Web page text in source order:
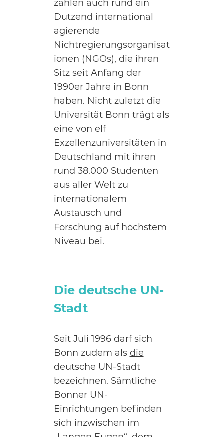
zählen auch rund ein
Dutzend international
agierende
Nichtregierungsorganisat
ionen (NGOs), die ihren
Sitz seit Anfang der
1990er Jahre in Bonn
haben. Nicht zuletzt die
Universität Bonn trägt als
eine von elf
Exzellenzuniversitäten in
Deutschland mit ihren
rund 38.000 Studenten
aus aller Welt zu
internationalem
Austausch und
Forschung auf höchstem
Niveau bei.
Die deutsche UN-
Stadt
Seit Juli 1996 darf sich
Bonn zudem als die
deutsche UN-Stadt
bezeichnen. Sämtliche
Bonner UN-
Einrichtungen befinden
sich inzwischen im